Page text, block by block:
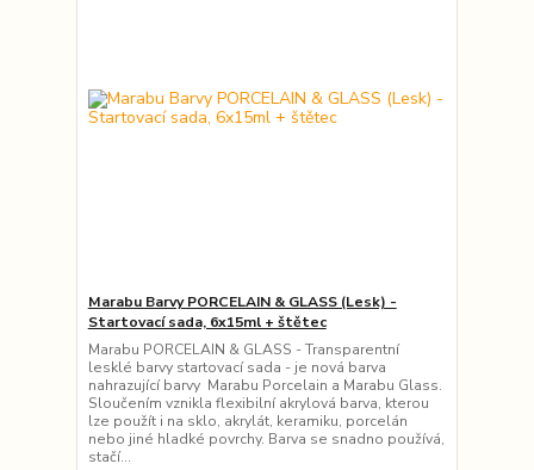
Marabu Barvy PORCELAIN & GLASS (Lesk) -
Startovací sada, 6x15ml + štětec
Marabu PORCELAIN & GLASS - Transparentní
lesklé barvy startovací sada - je nová barva
nahrazující barvy Marabu Porcelain a Marabu Glass.
Sloučením vznikla flexibilní akrylová barva, kterou
lze použít i na sklo, akrylát, keramiku, porcelán
nebo jiné hladké povrchy. Barva se snadno používá,
stačí...